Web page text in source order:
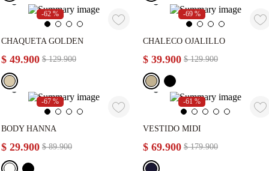
-62 %
CHAQUETA GOLDEN
$ 129.900
$ 49.900
-69 %
CHALECO OJALILLO
$ 129.900
$ 39.900
-67 %
BODY HANNA
$ 89.900
$ 29.900
-61 %
VESTIDO MIDI
$ 179.900
$ 69.900